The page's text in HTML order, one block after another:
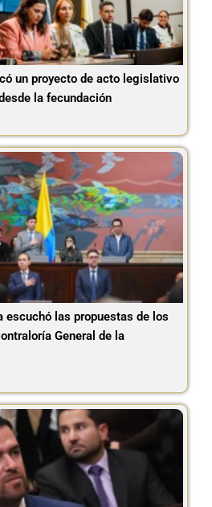
un proyecto de acto legislativo
la fecundación
escuchó las propuestas de los
General de la